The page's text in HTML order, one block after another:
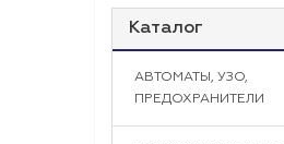
Каталог
АВТОМАТЫ, УЗО,
ПРЕДОХРАНИТЕЛИ